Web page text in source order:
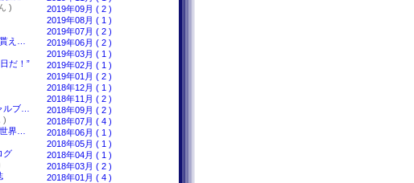
)
だ！”
)
グ
2019年09月 ( 2 )
2019年08月 ( 1 )
2019年07月 ( 2 )
2019年06月 ( 2 )
2019年03月 ( 1 )
2019年02月 ( 1 )
2019年01月 ( 2 )
2018年12月 ( 1 )
2018年11月 ( 2 )
2018年09月 ( 2 )
2018年07月 ( 4 )
2018年06月 ( 1 )
2018年05月 ( 1 )
2018年04月 ( 1 )
2018年03月 ( 2 )
2018年01月 ( 4 )